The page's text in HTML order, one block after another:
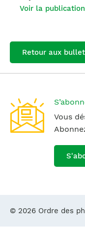
Voir la publication
Retour aux
Vous
© 2026 Ordre des